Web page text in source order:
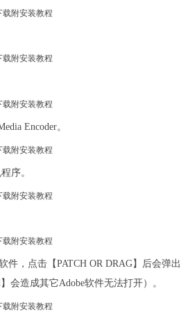
Encoder。
序。
件，点击【PATCH OR DRAG】后会
会造成其它Adobe软件无法打开）。